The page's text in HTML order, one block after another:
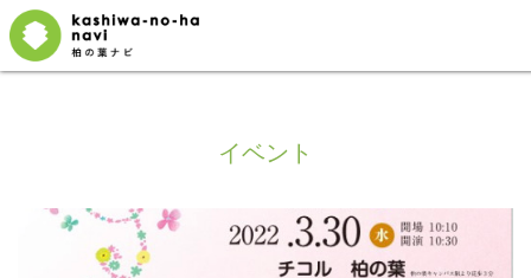
イベント